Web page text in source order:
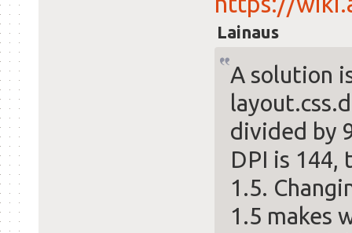
Lainaus
A solution
divided by
DPI is 144,
1.5.
1.5 makes